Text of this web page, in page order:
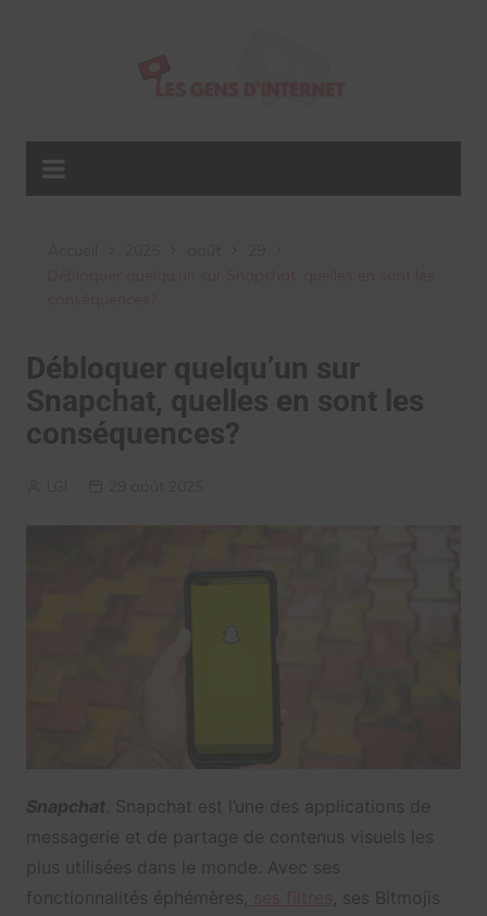
Débloquer quelqu’un sur
Snapchat, quelles en sont les
conséquences?
Snapchat. Snapchat est l’une des applications de
messagerie et de partage de contenus visuels les
plus utilisées dans le monde. Avec ses
fonctionnalités éphémères,
, ses Bitmojis